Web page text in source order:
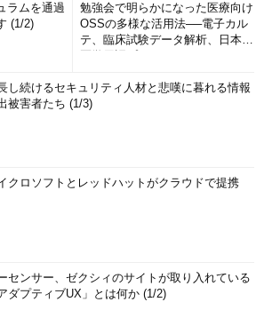
ラムを通過
(1/2)
勉強会で明らかになった医療向け
OSSの多様な活用法──電子カル
テ、臨床試験データ解析、日本語
し続けるセキュリティ人材と悲嘆に暮れる情報
被害者たち (1/3)
クロソフトとレッドハットがクラウドで提携
センサー、ゼクシィのサイトが取り入れている
アダプティブUX」とは何か (1/2)